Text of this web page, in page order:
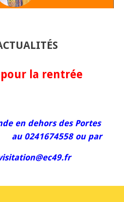
pour la rentrée
en dehors des Portes
au 0241674558ou par